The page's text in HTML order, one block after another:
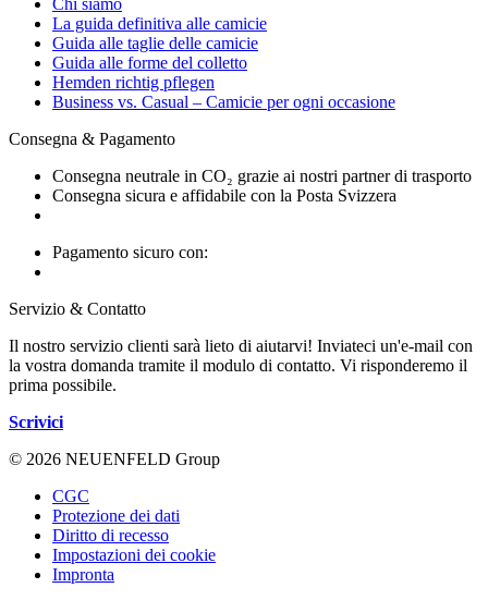
La guida definitiva alle camicie
Guida alle taglie delle camicie
Guida alle forme del colletto
Hemden richtig pflegen
Business vs. Casual – Camicie per ogni occasione
Consegna & Pagamento
Consegna neutrale in CO₂ grazie ai nostri partner di trasporto
Consegna sicura e affidabile con la Posta Svizzera
Pagamento sicuro con:
Servizio & Contatto
Il nostro servizio clienti sarà lieto di aiutarvi! Inviateci un'e-mail con
la vostra domanda tramite il modulo di contatto. Vi risponderemo il
prima possibile.
Scrivici
© 2026 NEUENFELD Group
CGC
Protezione dei dati
Diritto di recesso
Impostazioni dei cookie
Impronta